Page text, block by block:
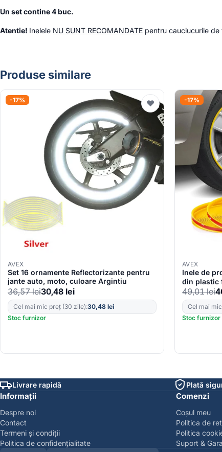
Un set contine 4 buc.
Atentie! Inelele NU SUNT RECOMANDATE pentru cauciucurile de
Produse similare
-17% ♥
AVEX
Set 16 ornamente Reflectorizante pentru
jante auto, moto, culoare Argintiu
36,57lei30,48 lei
Cel mai mic preț (30 zile):30,48 lei
Stoc furnizor
-17%
AVEX
Inele de
din plastic
49,01lei
Cel mai
Stoc furnizor
Livrare rapidă Plată
Informații
Despre noi
Contact
Termeni și condiții
Politica de confidențialitate
Comenzi
Coșul meu
Politica de
Politica
Suport &